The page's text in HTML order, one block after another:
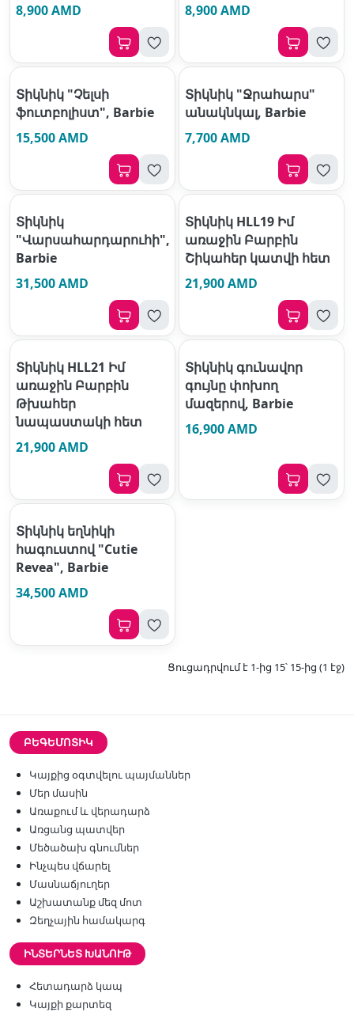
8,900 AMD
8,900 AMD
Տիկնիկ "Չելսի
ֆուտբոլիստ", Barbie
15,500 AMD
Տիկնիկ "Ջրահարս"
անակնկալ, Barbie
7,700 AMD
Տիկնիկ
"Վարսահարդարուհի",
Barbie
31,500 AMD
Տիկնիկ HLL19 Իմ
առաջին Բարբին
Շիկահեր կատվի հետ
21,900 AMD
Տիկնիկ HLL21 Իմ
առաջին Բարբին
Թխահեր
նապաստակի հետ
21,900 AMD
Տիկնիկ գունավոր
գույնը փոխող
մազերով, Barbie
16,900 AMD
Տիկնիկ եղնիկի
հագուստով "Cutie
Revea", Barbie
34,500 AMD
Ցուցադրվում է 1-ից 15՝ 15-ից (1 էջ)
ԲԵԳԵՄՈՏԻԿ
Կայքից օգտվելու պայմաններ
Մեր մասին
Առաքում և վերադարձ
Առցանց պատվեր
Մեծածախ գնումներ
Ինչպես վճարել
Մասնաճյուղեր
Աշխատանք մեզ մոտ
Զեղչային համակարգ
ԻՆՏԵՐՆԵՏ ԽԱՆՈՒԹ
Հետադարձ կապ
Կայքի քարտեզ